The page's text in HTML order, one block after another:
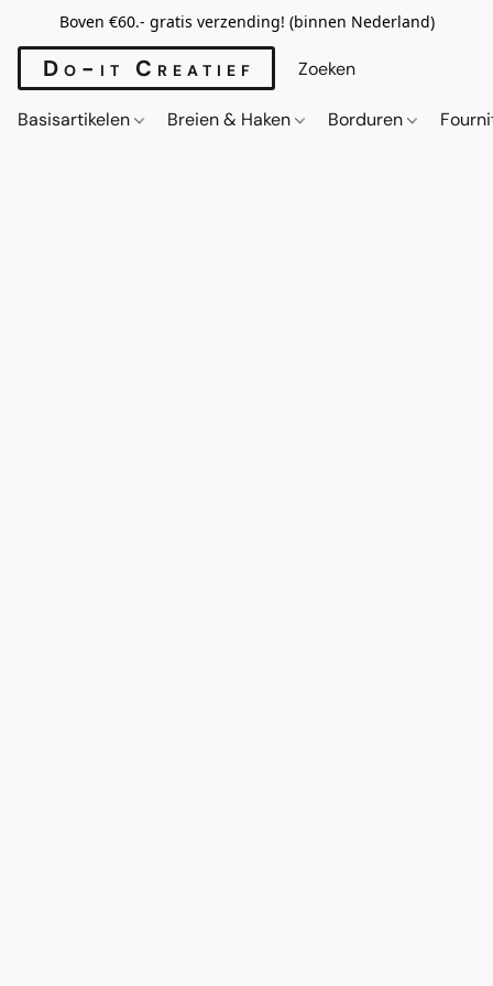
Boven €60.- gratis verzending! (binnen Nederland)
Do-it Creatief
Basisartikelen Breien & Haken Borduren